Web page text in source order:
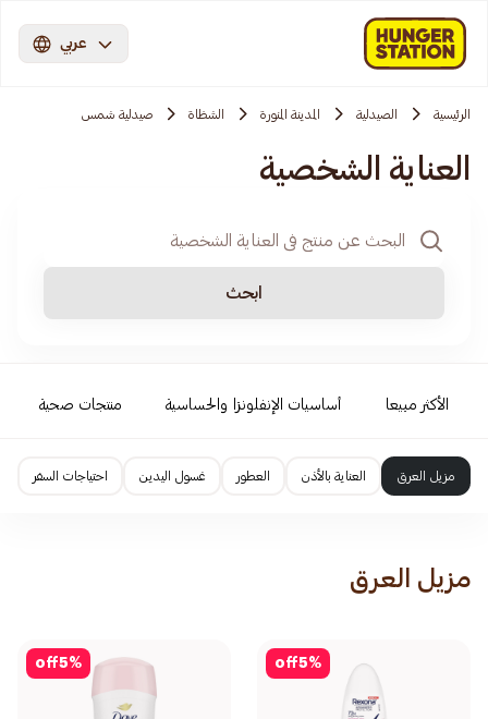
عربي
الرئيسية الصيدلية المدينة المنورة الشظاة صيدلية شمس
العناية الشخصية
ابحث
الأكثر مبيعا أساسيات الإنفلونزا والحساسية منتجات صحية
مزيل العرق العناية بالأذن العطور غسول اليدين احتياجات السفر
مزيل العرق
5%
off
5%
off